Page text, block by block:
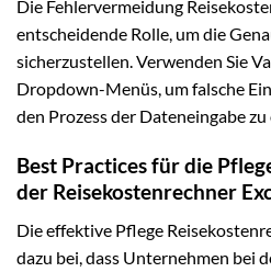
Die Fehlervermeidung
entscheidende Rolle, um die
sicherzustellen. Verwenden Sie
Dropdown-Menüs, um falsche
den Prozess der Dateneingabe
Best Practices für die
der Reisekostenrechner
Die effektive Pflege
dazu bei, dass Unternehmen bei